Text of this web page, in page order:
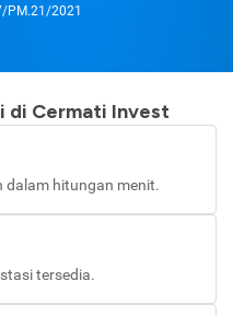
PM.21/2021
di Cermati Invest
dalam hitungan menit.
tersedia.